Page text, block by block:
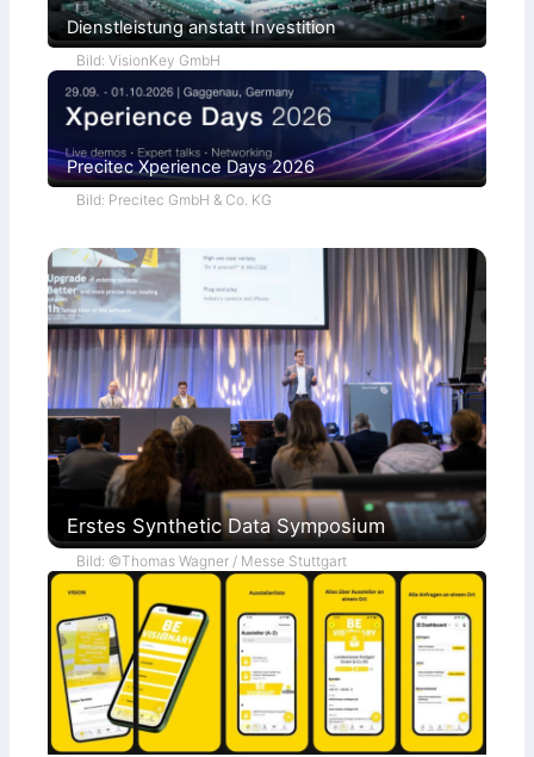
r
a
Dienstleistung anstatt Investition
Bild: VisionKey GmbH
Precitec Xperience Days 2026
Bild: Precitec GmbH & Co. KG
Erstes Synthetic Data Symposium
Bild: ©Thomas Wagner / Messe Stuttgart